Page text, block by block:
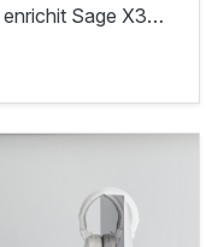
enrichit Sage X3…